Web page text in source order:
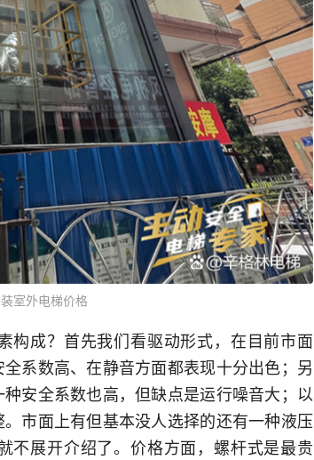
室外电梯价格
构成？首先我们看驱动形式，在目前市面
系数高、在静音方面都表现十分出色；另
安全系数也高，但缺点是运行噪音大；以
市面上有但基本没人选择的还有一种液压
不展开介绍了。价格方面，螺杆式是最贵